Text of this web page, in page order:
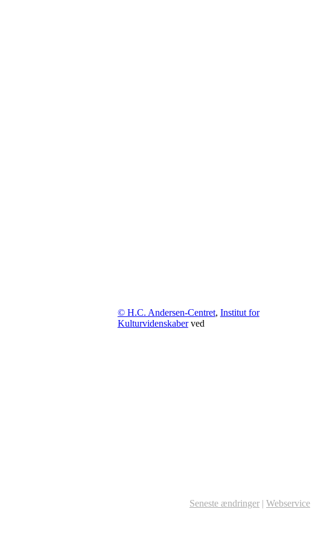
© H.C. Andersen-Centret, Institut for
Kulturvidenskaberved
Seneste ændringer | Webservice